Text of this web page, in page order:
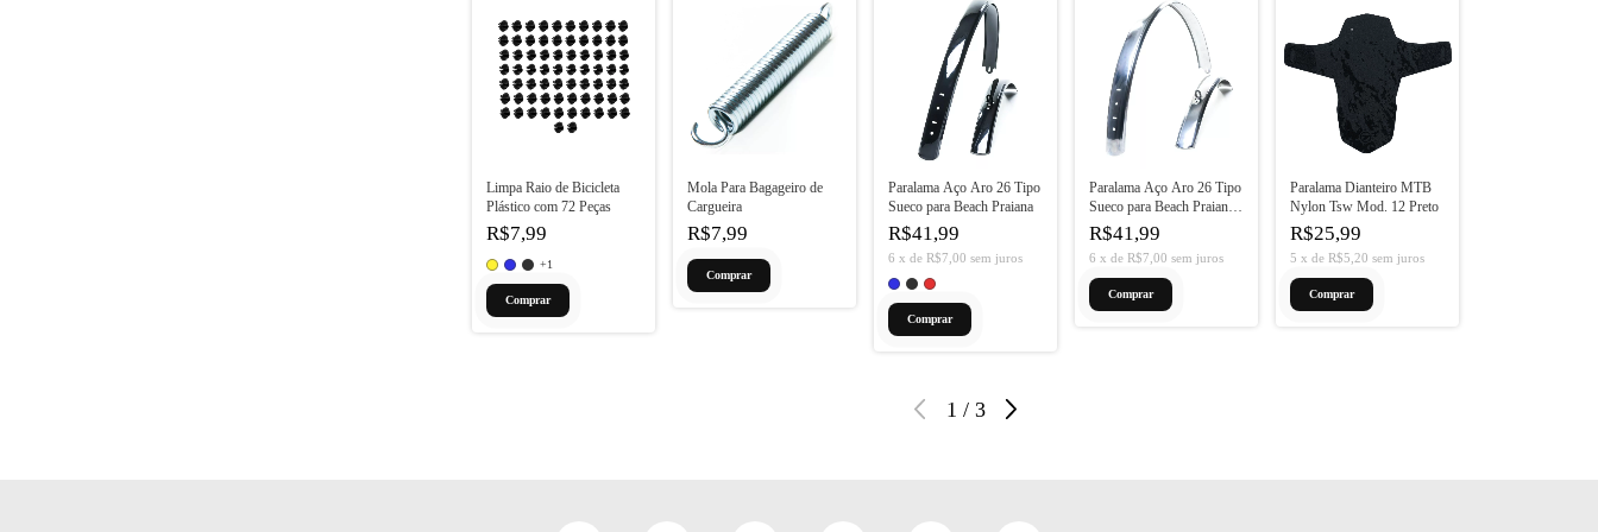
Limpa Raio de Bicicleta
Plástico com 72 Peças
R$7,99
+1
Comprar
Mola Para Bagageiro de
Cargueira
R$7,99
Paralama Aço Aro 26 Tipo
Sueco para Beach Praiana
R$41,99
6 x de R$7,00 sem juros
Comprar
Paralama Aço Aro 26 Tipo
Sueco para Beach Praiana
Inox
R$41,99
6 x de R$7,00 sem juros
Paralama Dianteiro MTB
Nylon Tsw Mod. 12 Preto
R$25,99
5 x de R$5,20 sem juros
1 / 3